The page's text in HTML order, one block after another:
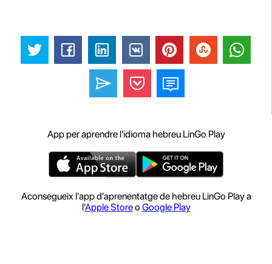
App per aprendre l'idioma hebreu LinGo Play
Aconsegueix l'app d'aprenentatge de hebreu LinGo Play a
l'Apple Storeo Google Play